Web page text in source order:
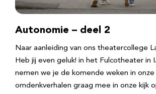
Autonomie – deel 2
Naar aanleiding van ons theatercollege
Heb jij even geluk! in het Fulcotheater in
nemen we je de komende weken in onze
omdenkverhalen graag mee in onze kijk